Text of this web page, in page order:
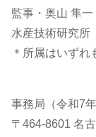
監事・奥山 隼
水産技術研究所
＊所属はいずれ
事務局（令和7年
〒464-8601 名